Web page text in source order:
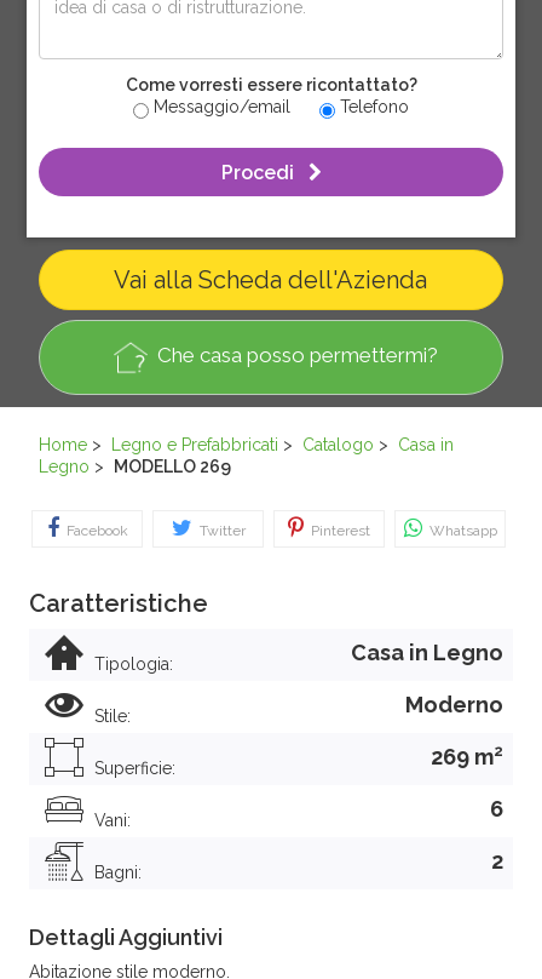
Come vorresti essere ricontattato?
Messaggio/email
Telefono
Procedi
Che casa posso permettermi?
Vai alla Scheda dell'Azienda
Home > Legno e Prefabbricati > Catalogo > Casa in
Legno > MODELLO 269
Facebook Twitter Pinterest Whatsapp
Caratteristiche
Tipologia: Casa in Legno
Stile: Moderno
Superficie: 269 m2
Vani: 6
Bagni: 2
Dettagli Aggiuntivi
Abitazione stile moderno.